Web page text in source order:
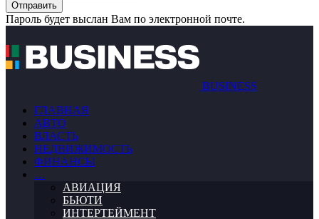
Пароль будет выслан Вам по электронной почте.
BUSINESS
ГЛАВНАЯ
АВТО
ВЛАСТЬ
НЕДВИЖИМОСТЬ
ФИНАНСЫ
…
АВИАЦИЯ
БЬЮТИ
ИНТЕРТЕЙМЕНТ